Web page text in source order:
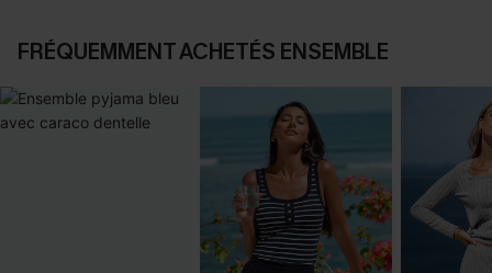
FRÉQUEMMENT ACHETÉS ENSEMBLE